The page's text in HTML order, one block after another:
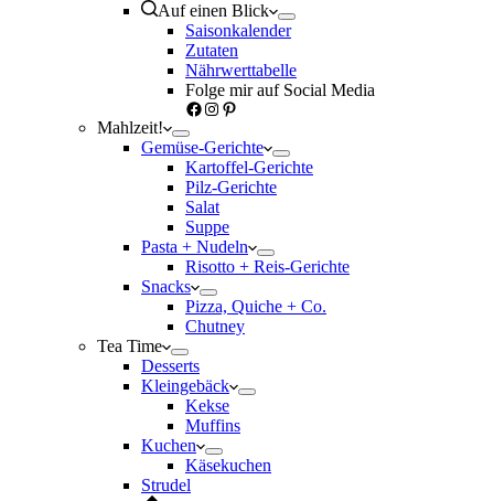
Auf einen Blick
Saisonkalender
Zutaten
Nährwerttabelle
Folge mir auf Social Media
Facebook
Instagram
Pinterest
Mahlzeit!
Gemüse-Gerichte
Kartoffel-Gerichte
Pilz-Gerichte
Salat
Suppe
Pasta + Nudeln
Risotto + Reis-Gerichte
Snacks
Pizza, Quiche + Co.
Chutney
Tea Time
Desserts
Kleingebäck
Kekse
Muffins
Kuchen
Käsekuchen
Strudel